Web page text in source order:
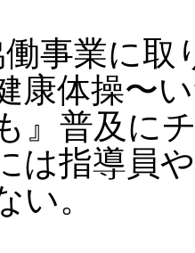
事業に取
康体操〜
』普及に
は指導員
い。